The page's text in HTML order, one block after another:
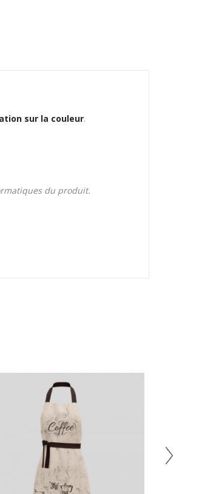
sur la couleur.
du produit.